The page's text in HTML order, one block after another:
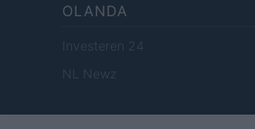
OLANDA
Investeren 24
NL Newz